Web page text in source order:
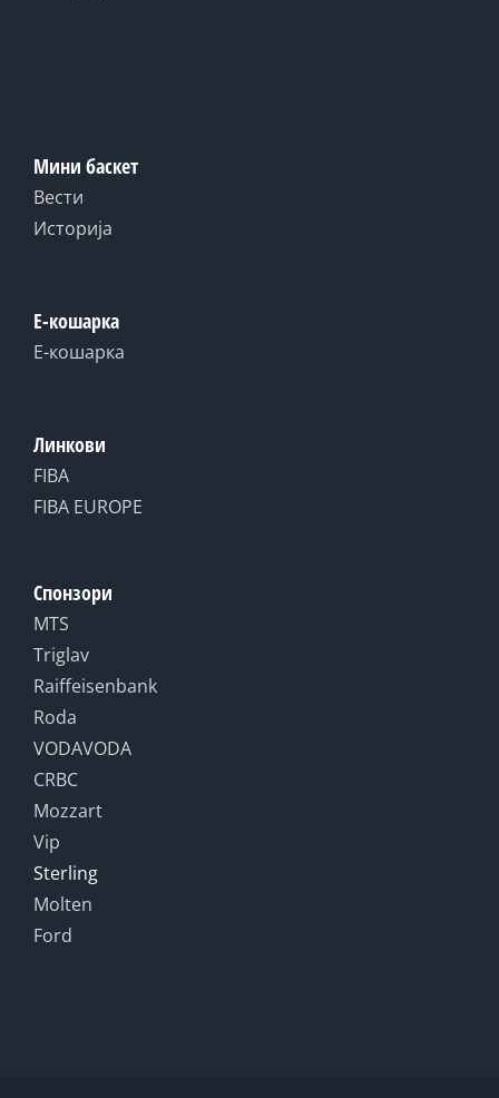
Мини баскет
Вести
Историја
Е-кошарка
Е-кошарка
Линкови
FIBA
FIBA EUROPE
Спонзори
MTS
Triglav
Raiffeisenbank
Roda
VODAVODA
CRBC
Mozzart
Vip
Sterling
Molten
Ford